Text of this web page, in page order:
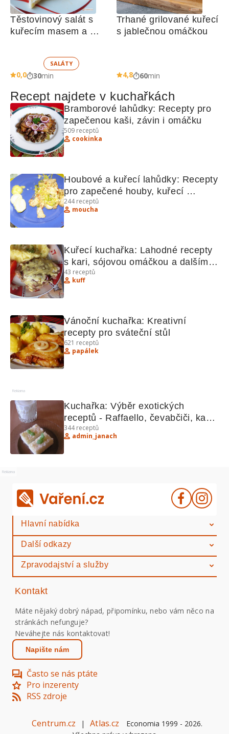
Těstovinový salát s
kuřecím masem a
SALÁTY
0,0 30min
Trhané grilované kuřecí
s jablečnou omáčkou
4,8 60min
Recept najdete v kuchařkách
Bramborové lahůdky: Recepty pro
zapečenou kaši, závin i omáčku
509 receptů
cookinka
Houbové a kuřecí lahůdky: Recepty
pro zapečené houby, kuřecí
nudličky a další lahodné pokrmy
244receptů
moucha
Kuřecí kuchařka: Lahodné recepty
s kari, sójovou omáčkou a dalšími
lahůdkami
43 receptů
kuff
Vánoční kuchařka: Kreativní
recepty pro sváteční stůl
621 receptů
papálek
Reklama
Kuchařka: Výběr exotických
receptů - Raffaello, čevabčiči, kapr,
cikánské řezy, vepřové nakyselo
344receptů
admin_janach
Reklama
Hlavní nabídka
Další odkazy
Zpravodajství a služby
Kontakt
Máte nějaký dobrý nápad, připomínku, nebo vám něco na
stránkách nefunguje?
Neváhejte nás kontaktovat!
Napište nám
Často se nás ptáte
Pro inzerenty
RSS zdroje
Centrum.cz | Atlas.cz Economia 1999 - 2026.